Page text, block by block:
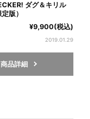
ダグ＆キリル
版）
¥9,900(税込)
2019.01.29
商品詳細